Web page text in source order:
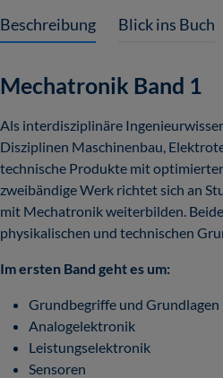
Beschreibung Blick ins Buch
Mechatronik Band 1
Als interdisziplinäre
Disziplinen Maschinenbau,
technische Produkte mit
zweibändige Werk richtet sich an
mit Mechatronik weiterbilden.
physikalischen und technischen
Im ersten Band geht es um:
Grundbegriffe und Grundlagen
Analogelektronik
Leistungselektronik
Sensoren